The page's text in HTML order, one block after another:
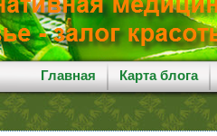
Главная Карта блога